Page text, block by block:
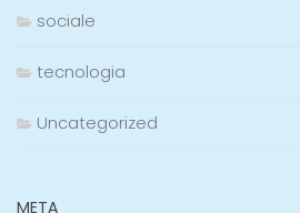
sociale
tecnologia
Uncategorized
META